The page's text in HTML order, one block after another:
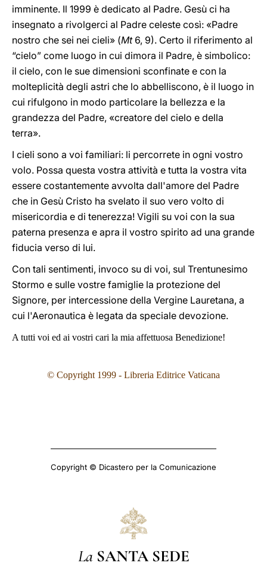
imminente. Il 1999 è dedicato al Padre. Gesù ci ha
insegnato a rivolgerci al Padre celeste così: «Padre
nostro che sei nei cieli» (Mt6, 9). Certo il riferimento al
“cielo” come luogo in cui dimora il Padre, è simbolico:
il cielo, con le sue dimensioni sconfinate e con la
molteplicità degli astri che lo abbelliscono, è il luogo in
cui rifulgono in modo particolare la bellezza e la
grandezza del Padre, «creatore del cielo e della
terra».
I cieli sono a voi familiari: li percorrete in ogni vostro
volo. Possa questa vostra attività e tutta la vostra vita
essere costantemente avvolta dall'amore del Padre
che in Gesù Cristo ha svelato il suo vero volto di
misericordia e di tenerezza! Vigili su voi con la sua
paterna presenza e apra il vostro spirito ad una grande
fiducia verso di lui.
Con tali sentimenti, invoco su di voi, sul Trentunesimo
Stormo e sulle vostre famiglie la protezione del
Signore, per intercessione della Vergine Lauretana, a
cui l'Aeronautica è legata da speciale devozione.
A tutti voi ed ai vostri cari la mia affettuosa Benedizione!
© Copyright 1999 - Libreria Editrice Vaticana
Copyright © Dicastero per la Comunicazione
La SANTA SEDE